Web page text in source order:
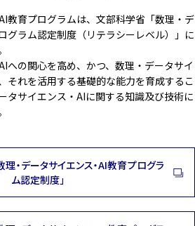
教育プログラムは、文部科学省「数理・デ
グラム認定制度（リテラシーレベル）」に
への関心を高め、かつ、数理・データサイ
それを活用する基礎的な能力を育成するこ
タサイエンス・AIに関する知識及び技術に
理・データサイエンス・AI教育プログラ
ム認定制度」